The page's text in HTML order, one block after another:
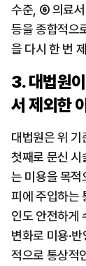
수준, ⑥ 의료
등을 종합적으
을 다시 한 번
3. 대법원
서 제외한
대법원은 위 기
첫째로 문신 시
는 미용을 목적
피에 주입하는
인도 안전하게
변화로 미용·
적으로 통상적